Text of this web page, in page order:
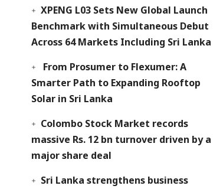
XPENG L03 Sets New Global Launch
Benchmark with Simultaneous Debut
Across 64 Markets Including Sri Lanka
From Prosumer to Flexumer: A
Smarter Path to Expanding Rooftop
Solar in Sri Lanka
Colombo Stock Market records
massive Rs. 12 bn turnover driven by a
major share deal
Sri Lanka strengthens business